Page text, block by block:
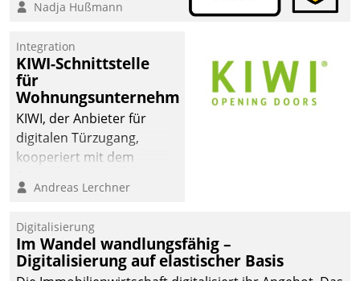
Die monatlichen
Mitteilungen zum
Heizungs- und
Wasserverbrauch gehen
automatisiert, vollständig
und auf Wunsch über
mehrere zuvor
Kommunikationswege bei
Nadja Hußmann
Integration
KIWI-Schnittstelle
für
Wohnungsunternehmen
KIWI, der Anbieter für
digitalen Türzugang,
kooperiert mit dem
Softwareentwicklungshaus
Andreas Lerchner
Digitalisierung
Im Wandel wandlungsfähig –
Digitalisierung auf elastischer Basis